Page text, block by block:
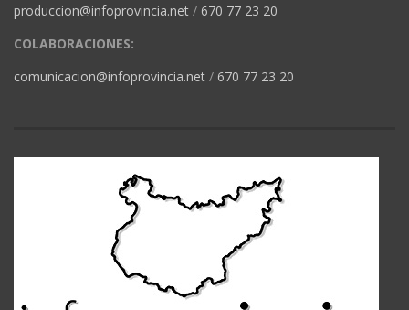
produccion@infoprovincia.net / 670 77 23 20
COLABORACIONES:
comunicacion@infoprovincia.net / 670 77 23 20